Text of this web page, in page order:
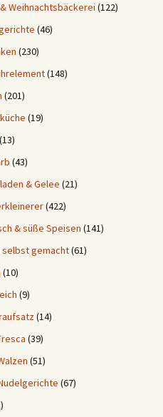
Weihnachtsbäckerei (122)
(46)
(230)
(148)
(201)
(19)
(13)
(43)
& Gelee (21)
(422)
& süße Speisen (141)
selbst gemacht(61)
(10)
(9)
(14)
(39)
(51)
(67)